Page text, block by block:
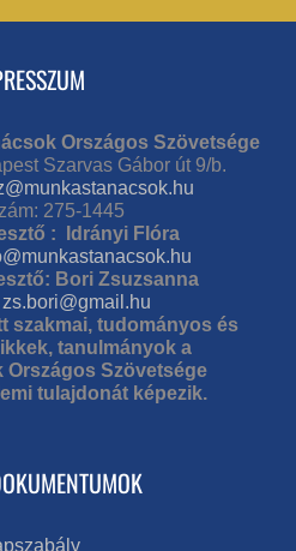
Országos Szövetsége
Szarvas Gábor út 9/b.
275-1445
: Idrányi Flóra
Bori Zsuzsanna
zs.bori@gmail.hu
szakmai, tudományos és
tanulmányok a
Országos Szövetsége
tulajdonát képezik.